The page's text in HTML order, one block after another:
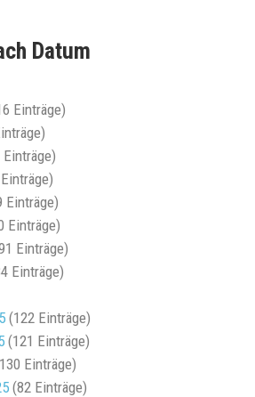
Datum
Einträge)
Einträge)
Einträge)
Einträge)
Einträge)
(122 Einträge)
(121 Einträge)
Einträge)
(82 Einträge)